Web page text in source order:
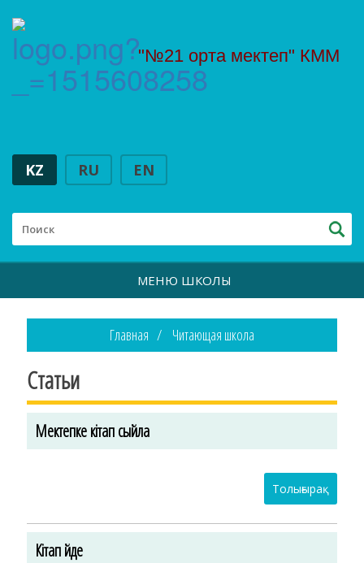
"№21 орта мектеп" КММ
KZ RU EN
МЕНЮ ШКОЛЫ
Главная Читающая школа
Статьи
Мектепке кітап сыйла
Толығырақ
Кітап үйде